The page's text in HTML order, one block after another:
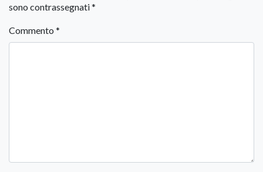
sono contrassegnati*
Commento *